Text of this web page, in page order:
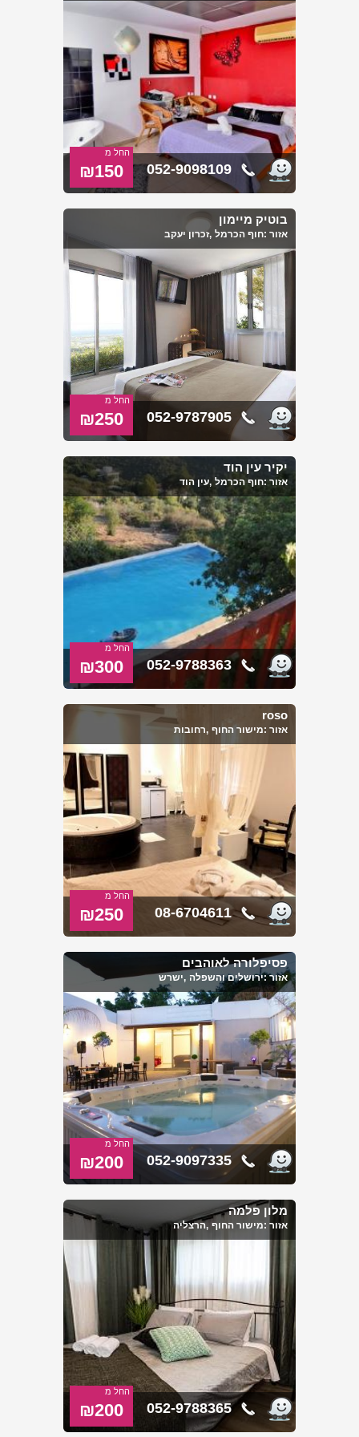
לרוב החברים או החברות דואגים לערב המושלם הזה, כך שהחתן או
לכלה לא צריכים לשבור את הראש מה לעשות והיכן, אלא להגיע כמו
מלכים למסיבת הפינוקים.
אצלנו באתרים תמצאו מגוון מקומות שמציעים לכם לחגוג את מסיבת
הרווקים. מסיבת רווקים בצפון, מסיבת רווקים במרכז, מסיבת רווקים
בדרום, מסיבת רווקים בשרון.
החל מ
₪150 052-9098109
החל מ
₪250 052-9787905
בוטיק מיימון
אזור :חוף הכרמל ,זכרון יעקב
החל מ
₪300 052-9788363
יקיר עין הוד
אזור :חוף הכרמל ,עין הוד
החל מ
₪250 08-6704611
roso
אזור :מישור החוף ,רחובות
החל מ
₪200 052-9097335
פסיפלורה לאוהבים
אזור :ירושלים והשפלה ,ישרש
החל מ
₪200 052-9788365
מלון פלמה
אזור :מישור החוף ,הרצליה